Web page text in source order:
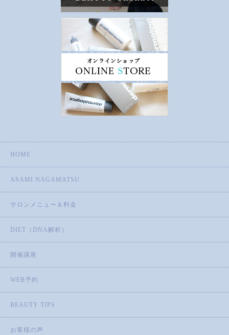
HOME
ASAMI NAGAMATSU
サロンメニュー＆料金
DIET（DNA解析）
開催講座
WEB予約
BEAUTY TIPS
お客様の声